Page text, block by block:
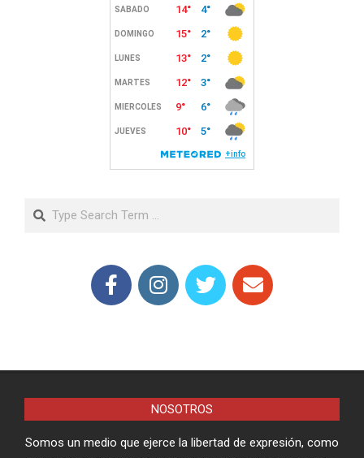
Search
NOSOTROS
Somos un medio que ejerce la libertad de expresión, como